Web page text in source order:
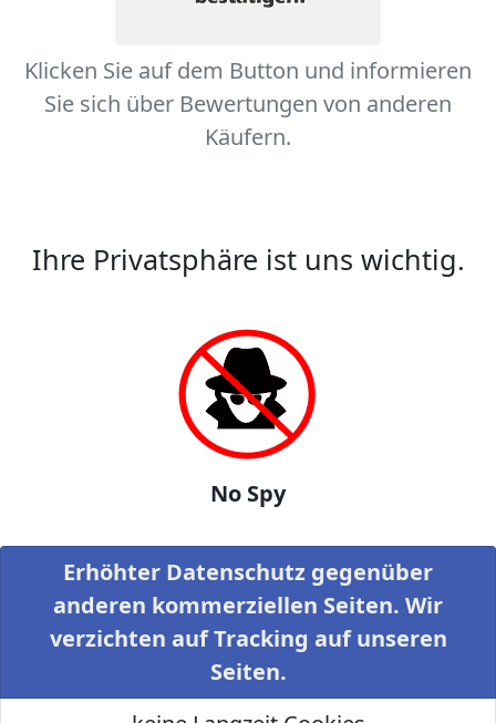
Klicken Sie auf dem Button und informieren
Sie sich über Bewertungen von anderen
Käufern.
Ihre Privatsphäre ist uns wichtig.
No Spy
Erhöhter Datenschutz gegenüber
anderen kommerziellen Seiten. Wir
verzichten auf Tracking auf unseren
Seiten.